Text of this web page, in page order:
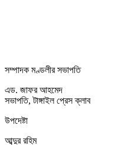
সম্পাদক মণ্ডলীর সভাপতি
এড. জাফর আহমেদ
সভাপতি, টাঙ্গাইল প্রেস ক্লাব
উপদেষ্টা
আব্দুর রহিম